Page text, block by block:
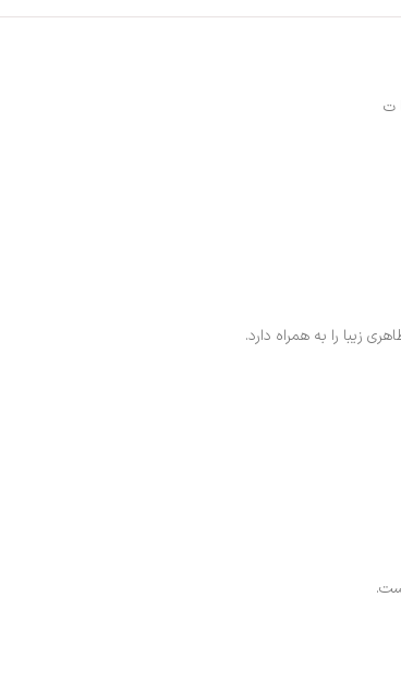
ت
زیبا را به همراه دارد.